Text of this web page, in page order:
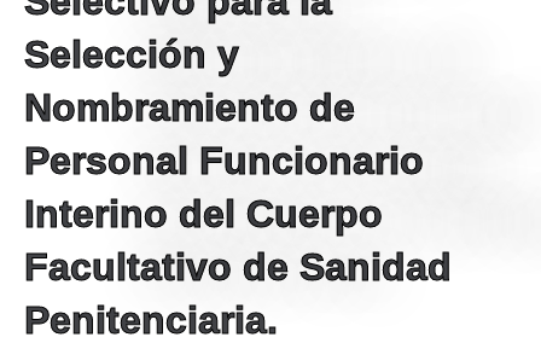
Selección y
Nombramiento de
Personal Funcionario
Interino del Cuerpo
Facultativo de Sanidad
Penitenciaria.